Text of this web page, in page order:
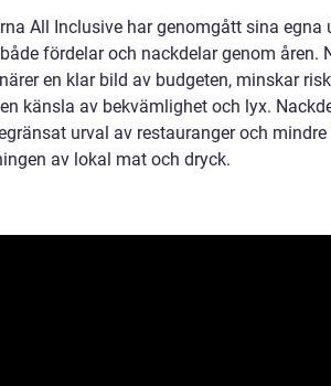
All Inclusive har genomgått sina egna
fördelar och nackdelar genom åren.
en klar bild av budgeten, minskar
känsla av bekvämlighet och lyx.
urval av restauranger och
av lokal mat och dryck.